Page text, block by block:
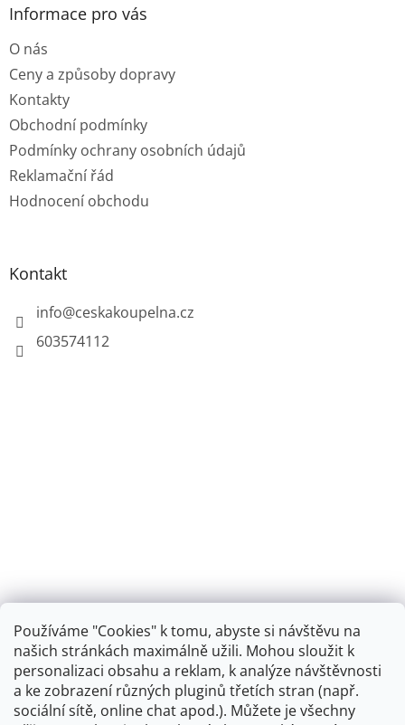
Používáme "Cookies" k tomu, abyste si návštěvu na
našich stránkách maximálně užili. Mohou sloužit k
personalizaci obsahu a reklam, k analýze návštěvnosti
a ke zobrazení různých pluginů třetích stran (např.
sociální sítě, online chat apod.). Můžete je všechny
Informace pro vás
O nás
Ceny a způsoby dopravy
Kontakty
Obchodní podmínky
Podmínky ochrany osobních údajů
Reklamační řád
Hodnocení obchodu
Kontakt
info@ceskakoupelna.cz
603574112
Retro koupelna